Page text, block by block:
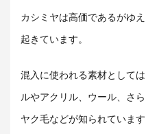
カシミヤは高価であるがゆ
起きています。
混入に使われる素材として
ルやアクリル、ウール、さ
ヤク毛などが知られていま